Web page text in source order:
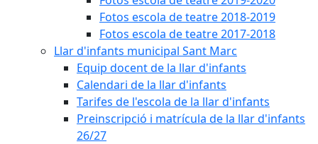
Fotos escola de teatre 2018-2019
Fotos escola de teatre 2017-2018
Llar d'infants municipal Sant Marc
Equip docent de la llar d'infants
Calendari de la llar d'infants
Tarifes de l'escola de la llar d'infants
Preinscripció i matrícula de la llar d'infants
26/27